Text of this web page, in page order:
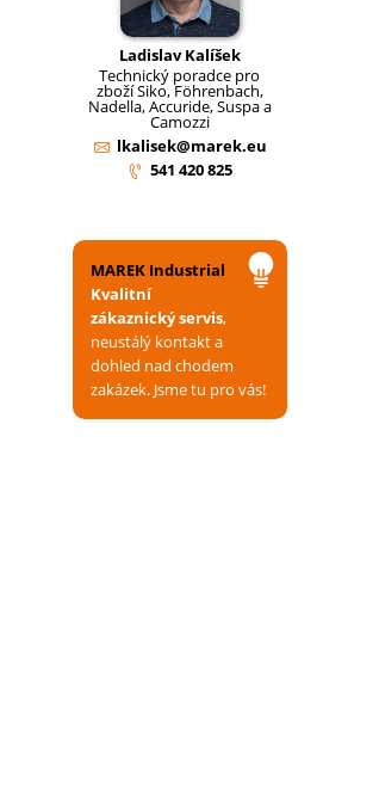
Ladislav Kalíšek
Technický poradce pro
zboží Siko, Föhrenbach,
Nadella, Accuride, Suspa a
Camozzi
lkalisek@marek.eu
541 420 825
MAREK Industrial
Kvalitní
zákaznický servis,
neustálý kontakt a
dohled nad chodem
zakázek. Jsme tu pro vás!